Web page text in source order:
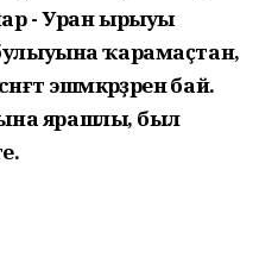
- Уран ырыуы
ҡарамаҫтан,
эшмәкәрҙәренә бай.
ярашлы, был